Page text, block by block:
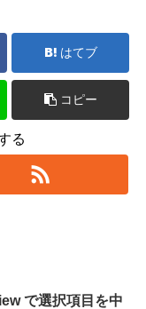
はてブ
コピー
る
で選択項目を中